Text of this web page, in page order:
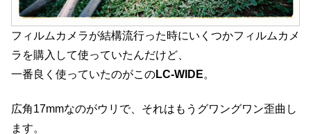
フィルムカメラが結構流行った時にいくつかフィルムカメ
ラを購入して使っていたんだけど、
一番良く使っていたのがこのLC-WIDE。
広角17mmなのがウリで、それはもうグワングワン歪曲し
ます。